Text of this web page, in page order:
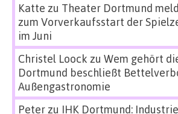
Katte zu Theater Dortmund
zum Vorverkaufsstart der
im Juni
Christel Loock zu Wem gehört
Dortmund beschließt
Außengastronomie
Peterzu IHK Dortmund: